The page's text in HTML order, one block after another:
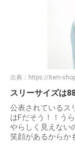
出典： https://item-
スリーサイズは
公表されているス
はFだそう！！う
やらしく見えない
笑顔があるからか